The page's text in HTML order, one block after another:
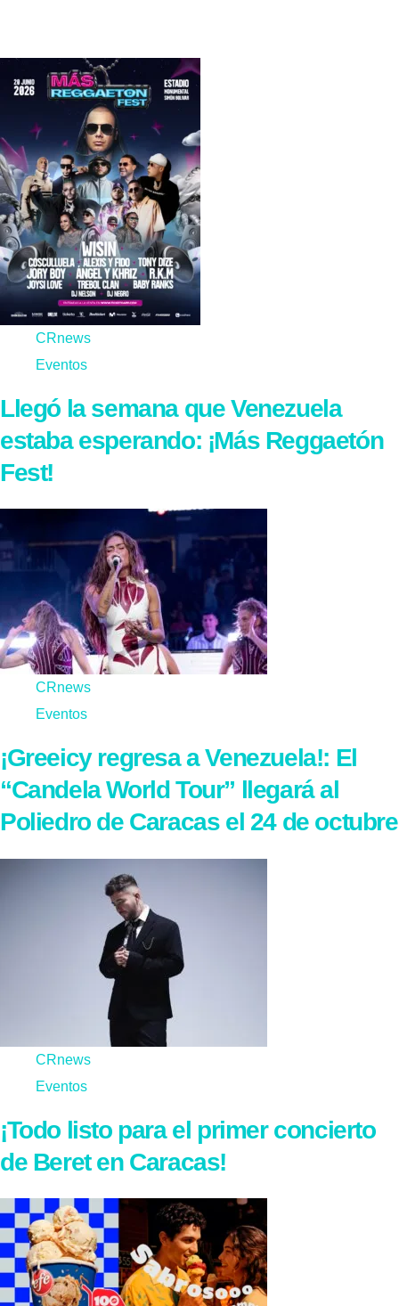
CRnews
Eventos
Llegó la semana que Venezuela
estaba esperando: ¡Más Reggaetón
Fest!
CRnews
Eventos
¡Greeicy regresa a Venezuela!: El
“Candela World Tour” llegará al
Poliedro de Caracas el 24 de octubre
CRnews
Eventos
¡Todo listo para el primer concierto
de Beret en Caracas!